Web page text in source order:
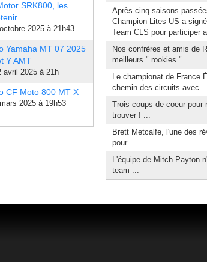
SRK800, les
2025 à 21h43
Yamaha MT 07 2025
Y AMT
avril 2025 à 21h
CF Moto 800 MT X
2025 à 19h53
Après cinq saisons
Champion Lites US a
Team CLS pour participer
Nos confrères et amis de
meilleurs " rookies " ...
Le championat de France
chemin des circuits avec
Trois coups de coeur pour
trouver ! ...
Brett Metcalfe, l'une des
pour ...
L'équipe de Mitch Payton
team ...